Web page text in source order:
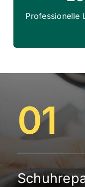
Professionelle
01